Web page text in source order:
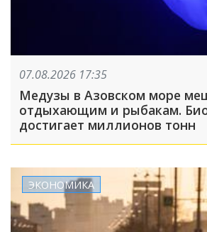
07.08.2026 17:35
Медузы в Азовском море
отдыхающим и рыбакам.
достигает миллионов тонн
ЭКОНОМИКА